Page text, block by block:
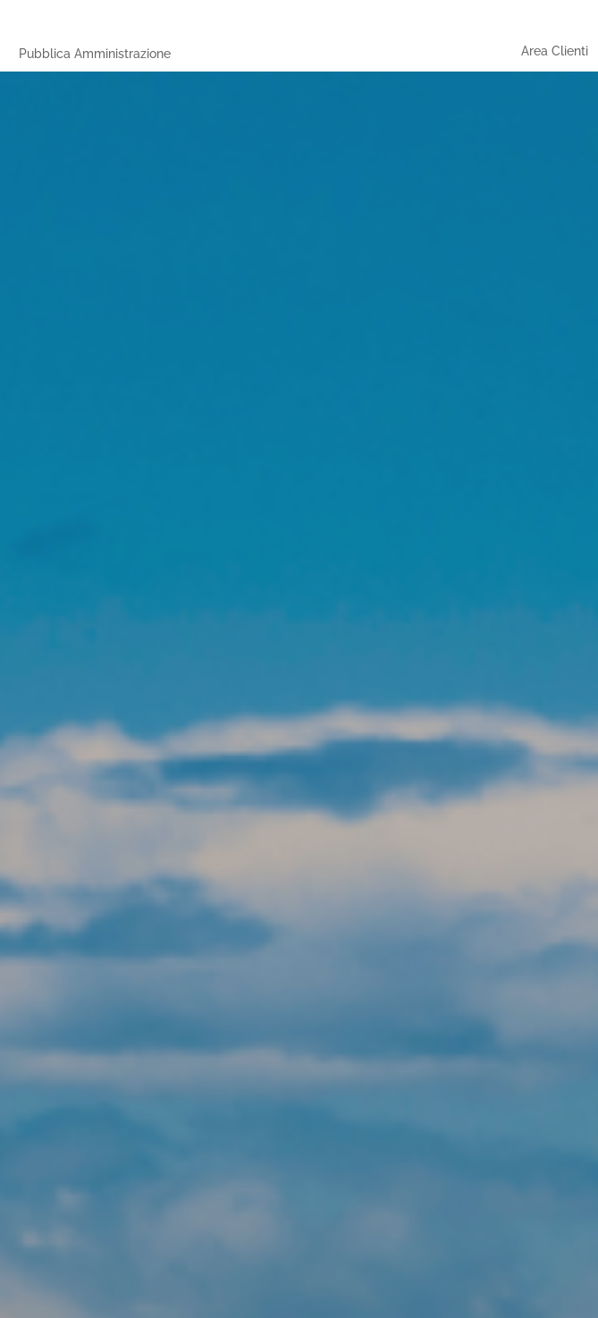
Pubblica Amministrazione Area Clienti